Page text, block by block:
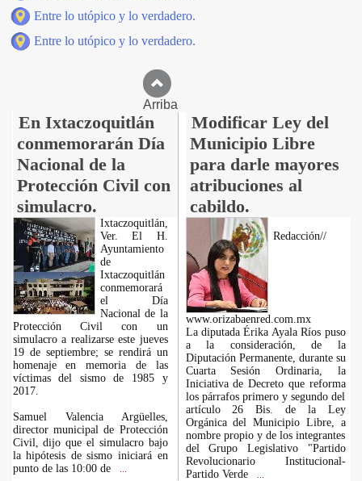
Entre lo utópico y lo verdadero.
Entre lo utópico y lo verdadero.
Arriba
En Ixtaczoquitlán
conmemorarán Día
Nacional de la
Protección Civil con
simulacro.
Modificar Ley del
Municipio Libre
para darle mayores
atribuciones al
cabildo.
Ixtaczoquitlán,
Ver. El H.
Ayuntamiento
de
Ixtaczoquitlán
conmemorará
el Día
Nacional de la
Protección Civil con un
simulacro a realizarse este jueves
19 de septiembre; se rendirá un
homenaje en memoria de las
víctimas del sismo de 1985 y
2017.
Samuel Valencia Argüelles,
director municipal de Protección
Civil, dijo que el simulacro bajo
la hipótesis de sismo iniciará en
punto de las 10:00 de
Redacción//
www.orizabaenred.com.mx
La diputada Érika Ayala Ríos puso
a la consideración, de la
Diputación Permanente, durante su
Cuarta Sesión Ordinaria, la
Iniciativa de Decreto que reforma
los párrafos primero y segundo del
artículo 26 Bis. de la Ley
Orgánica del Municipio Libre, a
nombre propio y de los integrantes
del Grupo Legislativo "Partido
Revolucionario Institucional-
Partido Verde